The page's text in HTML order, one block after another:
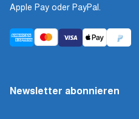
Apple Pay oder PayPal.
Newsletter abonnieren